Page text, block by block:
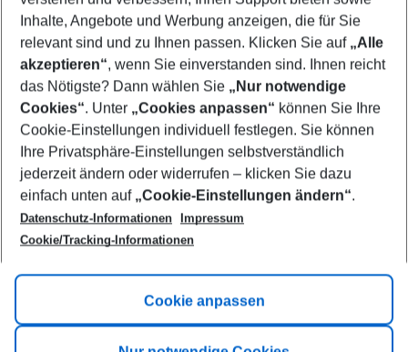
2 adults No children
Show more filter
Footer
Footer navigation
Title A
Link A
Inhalte, Angebote und Werbung anzeigen, die für Sie
relevant sind und zu Ihnen passen. Klicken Sie auf „Alle
akzeptieren“, wenn Sie einverstanden sind. Ihnen reicht
das Nötigste? Dann wählen Sie „Nur notwendige
Cookies“. Unter „Cookies anpassen“ können Sie Ihre
Cookie-Einstellungen individuell festlegen. Sie können
Ihre Privatsphäre-Einstellungen selbstverständlich
jederzeit ändern oder widerrufen – klicken Sie dazu
einfach unten auf „Cookie-Einstellungen ändern“.
Datenschutz-Informationen
Impressum
Cookie/Tracking-Informationen
Cookie anpassen